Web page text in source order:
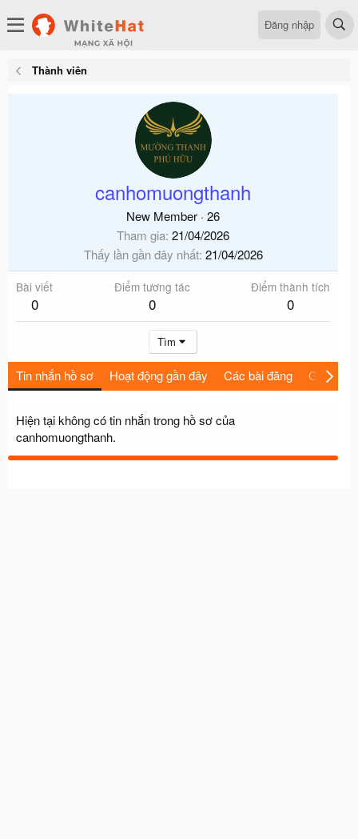
Đăng nhập
Thành viên
canhomuongthanh
New Member · 26
Tham gia 21/04/2026
Thấy lần gần đây nhất 21/04/2026
Bài viết
0
Điểm tương tác
0
Điểm thành tích
0
Tìm
Tin nhắn hồ sơ Hoạt động gần đây Các bài đăng Giới thiệu
Hiện tại không có tin nhắn trong hồ sơ của
canhomuongthanh.